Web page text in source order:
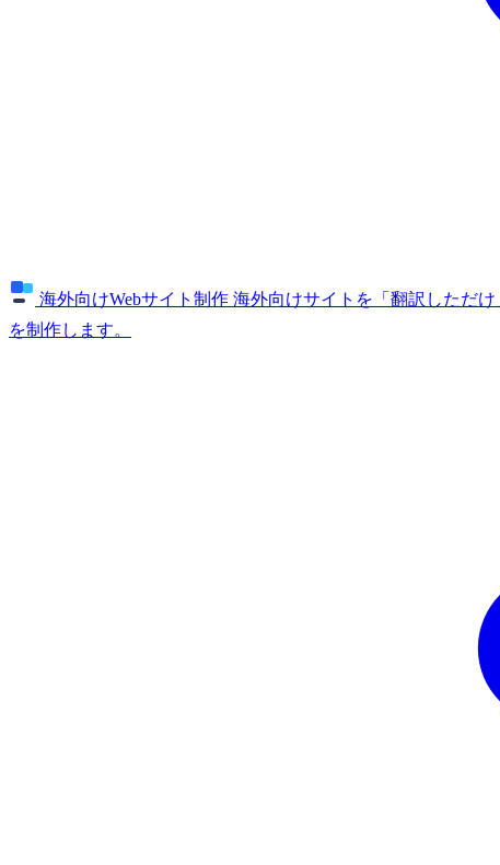
海外向けWebサイト制作 海外向けサイトを「翻訳しただ
を制作します。